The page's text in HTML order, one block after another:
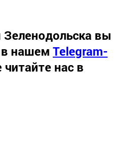
Зеленодольска вы
нашем Telegram-
нас в